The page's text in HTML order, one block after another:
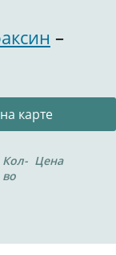
–
карте
Кол-
во
Цена